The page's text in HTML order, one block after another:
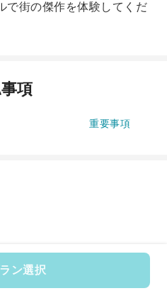
ン選択
で街の傑作を体験してくだ
項
重要事項
: 612367